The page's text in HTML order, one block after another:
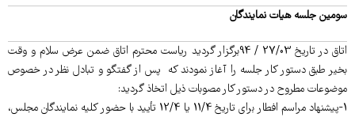
سومین جلسه هیات نمایندگان
اتاق در تاریخ 27/03 / 94برگزار گردید ریاست محترم اتاق ضمن عرض سلام و وقت
بخیر طبق دستور کار جلسه را آغاز نمودند که پس از گفتگو و تبادل نظر در خصوص
موضوعات مطروح در دستور کار مصوبات ذیل اتخاذ گردید:
1-پیشنهاد مراسم افطار برای تاریخ 11/4 یا 12/4 تأیید با حضور کلیه نمایندگان مجلس،